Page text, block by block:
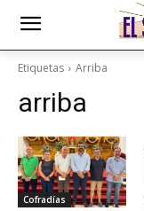
Etiquetas Arriba
arriba
Cofradías